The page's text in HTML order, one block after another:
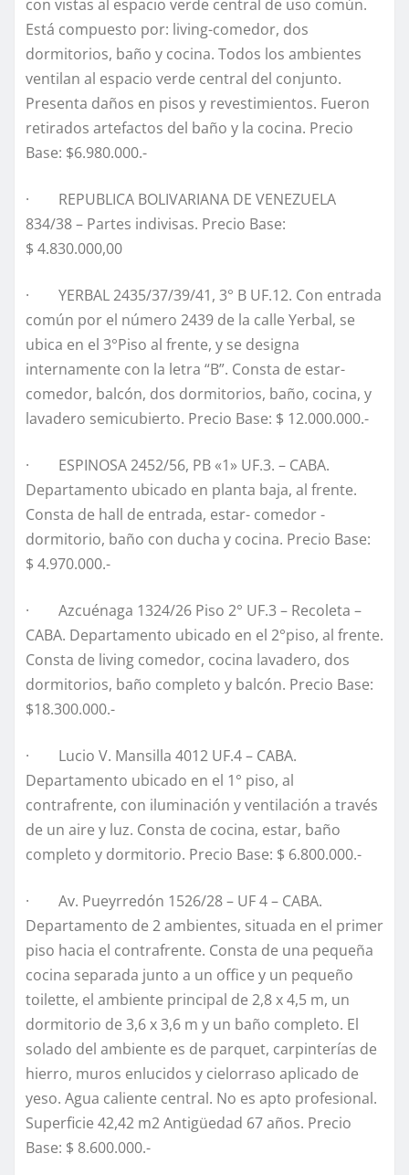
con vistas al espacio verde central de uso común.
Está compuesto por: living-comedor, dos
dormitorios, baño y cocina. Todos los ambientes
ventilan al espacio verde central del conjunto.
Presenta daños en pisos y revestimientos. Fueron
retirados artefactos del baño y la cocina. Precio
Base: $6.980.000.-
· REPUBLICA BOLIVARIANA DE VENEZUELA
834/38 – Partes indivisas. Precio Base:
$ 4.830.000,00
· YERBAL 2435/37/39/41, 3° B UF.12. Con entrada
común por el número 2439 de la calle Yerbal, se
ubica en el 3°Piso al frente, y se designa
internamente con la letra “B”. Consta de estar-
comedor, balcón, dos dormitorios, baño, cocina, y
lavadero semicubierto. Precio Base: $ 12.000.000.-
· ESPINOSA 2452/56, PB «1» UF.3. – CABA.
Departamento ubicado en planta baja, al frente.
Consta de hall de entrada, estar- comedor -
dormitorio, baño con ducha y cocina. Precio Base:
$ 4.970.000.-
· Azcuénaga 1324/26 Piso 2° UF.3 – Recoleta –
CABA. Departamento ubicado en el 2°piso, al frente.
Consta de living comedor, cocina lavadero, dos
dormitorios, baño completo y balcón. Precio Base:
$18.300.000.-
· Lucio V. Mansilla 4012 UF.4 – CABA.
Departamento ubicado en el 1° piso, al
contrafrente, con iluminación y ventilación a través
de un aire y luz. Consta de cocina, estar, baño
completo y dormitorio. Precio Base: $ 6.800.000.-
· Av. Pueyrredón 1526/28 – UF 4 – CABA.
Departamento de 2 ambientes, situada en el primer
piso hacia el contrafrente. Consta de una pequeña
cocina separada junto a un office y un pequeño
toilette, el ambiente principal de 2,8 x 4,5 m, un
dormitorio de 3,6 x 3,6 m y un baño completo. El
solado del ambiente es de parquet, carpinterías de
hierro, muros enlucidos y cielorraso aplicado de
yeso. Agua caliente central. No es apto profesional.
Superficie 42,42 m2 Antigüedad 67 años. Precio
Base: $ 8.600.000.-